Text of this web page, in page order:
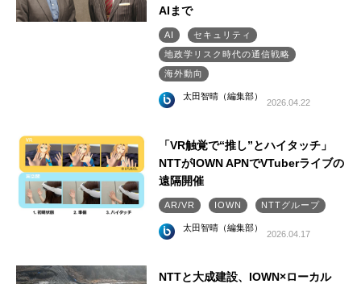
AIまで
AI
セキュリティ
地政学リスク時代の通信戦略
海外動向
太田智晴（編集部）
2026.04.22
「VR触覚で“推し”とハイタッチ」
NTTがIOWN APNでVTuberライブの
遠隔開催
AR/VR IOWN NTTグループ
太田智晴（編集部）
2026.04.17
NTTと大成建設、IOWN×ローカル